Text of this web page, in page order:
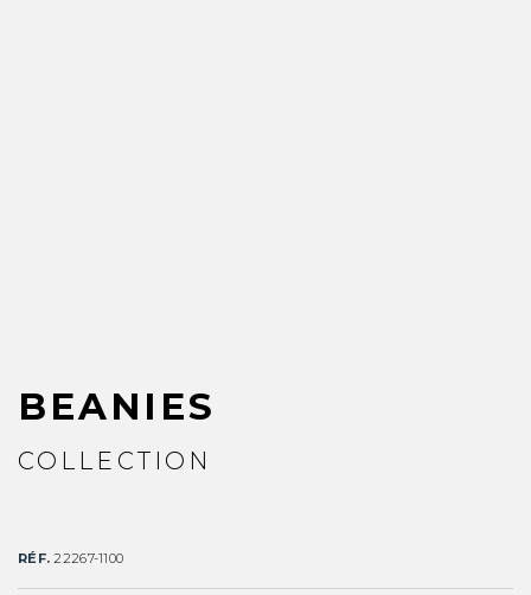
BEANIES
COLLECTION
RÉF. 22267-1100